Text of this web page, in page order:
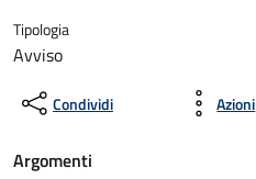
Tipologia
Avviso
Condividi Azioni
Argomenti